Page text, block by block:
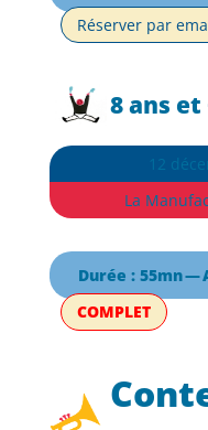
Réserver par
8 ans et
12
La
Durée : 55mn —
COMPLET